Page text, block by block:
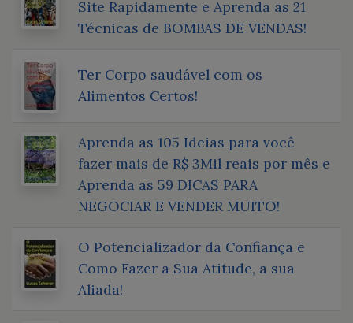
Site Rapidamente e Aprenda as 21
Técnicas de BOMBAS DE VENDAS!
Ter Corpo saudável com os
Alimentos Certos!
Aprenda as 105 Ideias para você
fazer mais de R$ 3Mil reais por mês e
Aprenda as 59 DICAS PARA
NEGOCIAR E VENDER MUITO!
O Potencializador da Confiança e
Como Fazer a Sua Atitude, a sua
Aliada!